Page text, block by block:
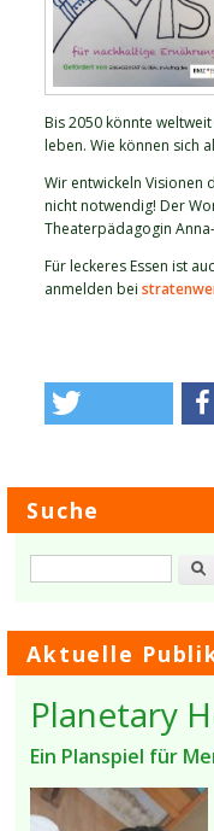
Bis 2050 könnte
leben. Wie können sich
Wir entwickeln Visionen
nicht notwendig! Der
Theaterpädagogin
Für leckeres Essen ist
anmelden bei
Suche
Suche
Aktuelle
Planetary
Ein Planspiel für